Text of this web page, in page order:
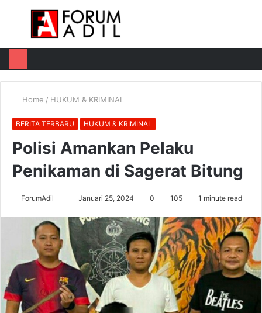
Menu
Home / HUKUM & KRIMINAL
BERITA TERBARU HUKUM & KRIMINAL
Polisi Amankan Pelaku
Penikaman di Sagerat Bitung
ForumAdil
email
Januari 25, 2024 0 105 1 minute read